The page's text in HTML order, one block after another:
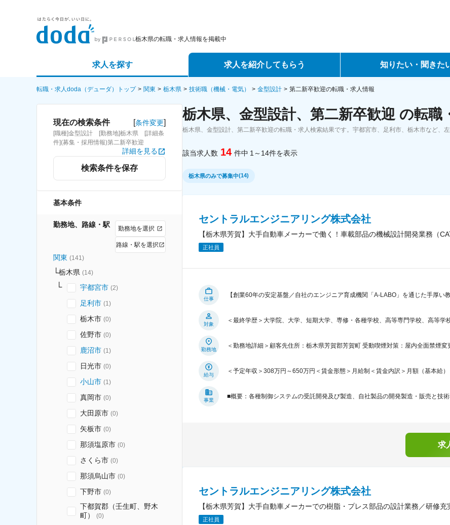
栃木県の転職・求人情報を掲載中
求人を探す
詳細条件から探す
求人特集から探す
求人を紹介してもらう
エージェントサービス
スカウトサービス
知りたい・聞きた
転職ノウハウ
データで見る転職
転職・求人doda（デューダ）トップ 関東 栃木県 技術職（機械・電気） 金型設計 第二新卒歓迎の転職・求人情報
現在の検索条件 [条件変更]
[職種]金型設計 [勤務地]栃木県 [詳細条
件](募集・採用情報)第二新卒歓迎
詳細を見る
検索条件を保存
基本条件
勤務地、路線・駅 勤務地を選択
路線・駅を選択
関東 (141)
栃木県 (14)
宇都宮市 (2)
足利市 (1 )
栃木市 (0)
佐野市 (0)
鹿沼市 (1 )
日光市 (0)
小山市 (1 )
真岡市 (0)
大田原市 (0)
矢板市 (0)
那須塩原市 (0)
さくら市 (0)
那須烏山市 (0)
下野市 (0)
下都賀郡（壬生町、野木
町）
(0)
栃木県、金型設計、第二新卒歓迎 の転職
栃木県、金型設計、第二新卒歓迎の転職・求人検索結果です。宇都宮市、足利市、栃木市など、
該当求人数 14 件中 1～14件を表示
栃木県のみで募集中(14)
セントラルエンジニアリング株式会社
【栃木県芳賀】大手自動車メーカーで働く！車載部品の機械設計開発業務（
正社員
仕事
【創業60年の安定基盤／自社のエンジニア育成機関「A-LABO」を通じた手厚い
対象
＜最終学歴＞大学院、大学、短期大学、専修・各種学校、高等専門学校、高等学
勤務地
＜勤務地詳細＞顧客先住所：栃木県芳賀郡芳賀町 受動喫煙対策：屋内全面禁煙変
給与
＜予定年収＞308万円～650万円＜賃金形態＞月給制＜賃金内訳＞月額（基本給
事業
■概要：各種制御システムの受託開発及び製造、自社製品の開発製造・販売と技
求
セントラルエンジニアリング株式会社
【栃木県芳賀】大手自動車メーカーでの樹脂・プレス部品の設計業務／研修
正社員